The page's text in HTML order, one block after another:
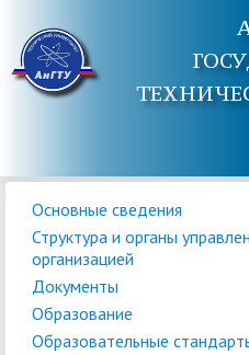
Основные сведения
Структура и органы
организацией
Документы
Образование
Образовательные